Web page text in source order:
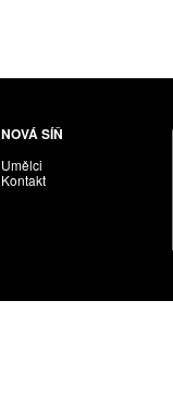
NOVÁ SÍŇ
Umělci
Kontakt